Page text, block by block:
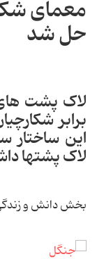
معمای
حل شد
لاک پشت
برابر
این ساختار
لاک پشتها
بخش دانش و